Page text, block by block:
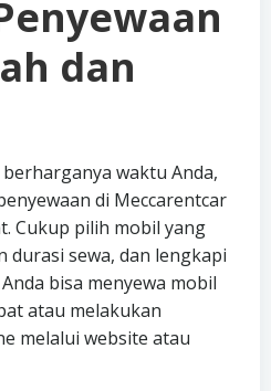
dan
waktu Anda,
di Meccarentcar
Cukup pilih mobil yang
durasi sewa, dan lengkapi
bisa menyewa mobil
atau melakukan
melalui website atau